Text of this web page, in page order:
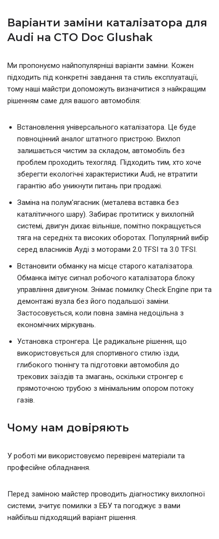
Варіанти заміни каталізатора для
Audi на СТО Doc Glushak
Ми пропонуємо найпопулярніші варіанти заміни. Кожен
підходить під конкретні завдання та стиль експлуатації,
тому наші майстри допоможуть визначитися з найкращим
рішенням саме для вашого автомобіля:
Встановлення універсального каталізатора. Це буде
повноцінний аналог штатного пристрою. Вихлоп
залишається чистим за складом, автомобіль без
проблем проходить техогляд. Підходить тим, хто хоче
зберегти екологічні характеристики Audi, не втратити
гарантію або уникнути питань при продажі.
Заміна на полум'ягасник (металева вставка без
каталітичного шару). Забирає протитиск у вихлопній
системі, двигун дихає вільніше, помітно покращується
тяга на середніх та високих оборотах. Популярний вибір
серед власників Ауді з моторами 2.0 TFSI та 3.0 TFSI.
Встановити обманку на місце старого каталізатора.
Обманка імітує сигнал робочого каталізатора блоку
управління двигуном. Знімає помилку Check Engine при та
демонтажі вузла без його подальшої заміни.
Застосовується, коли повна заміна недоцільна з
економічних міркувань.
Установка стронгера. Це радикальне рішення, що
використовується для спортивного стилю їзди,
глибокого тюнінгу та підготовки автомобіля до
трекових заїздів та змагань, оскільки стронгер є
прямоточною трубою з мінімальним опором потоку
газів.
Чому нам довіряють
У роботі ми використовуємо перевірені матеріали та
професійне обладнання.
Перед заміною майстер проводить діагностику вихлопної
системи, зчитує помилки з ЕБУ та погоджує з вами
найбільш підходящий варіант рішення.